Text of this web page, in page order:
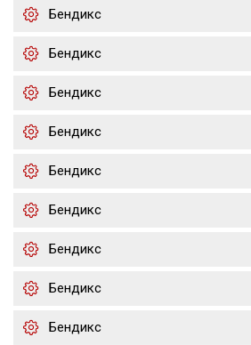
Бендикс
Бендикс
Бендикс
Бендикс
Бендикс
Бендикс
Бендикс
Бендикс
Бендикс